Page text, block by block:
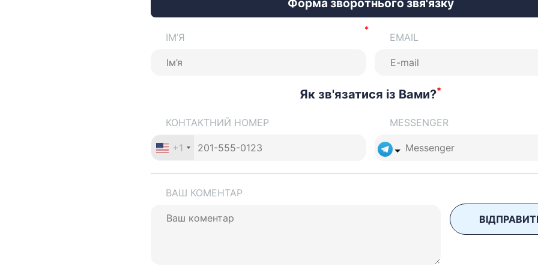
ІМ’Я EMAIL
Як зв'язатися із Вами?*
КОНТАКТНИЙ НОМЕР
+1
MESSENGER
ВАШ КОМЕНТАР